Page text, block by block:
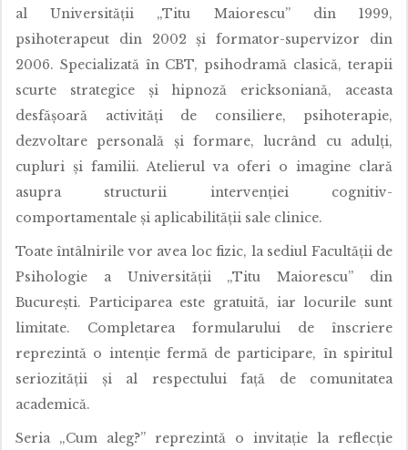
al Universității „Titu Maiorescu” din 1999,
psihoterapeut din 2002 și formator-supervizor din
2006. Specializată în CBT, psihodramă clasică, terapii
scurte strategice și hipnoză ericksoniană, aceasta
desfășoară activități de consiliere, psihoterapie,
dezvoltare personală și formare, lucrând cu adulți,
cupluri și familii. Atelierul va oferi o imagine clară
asupra structurii intervenției cognitiv-
comportamentale și aplicabilității sale clinice.
Toate întâlnirile vor avea loc fizic, la sediul Facultății de
Psihologie a Universității „Titu Maiorescu” din
București. Participarea este gratuită, iar locurile sunt
limitate. Completarea formularului de înscriere
reprezintă o intenție fermă de participare, în spiritul
seriozității și al respectului față de comunitatea
academică.
Seria „Cum aleg?” reprezintă o invitație la reflecție